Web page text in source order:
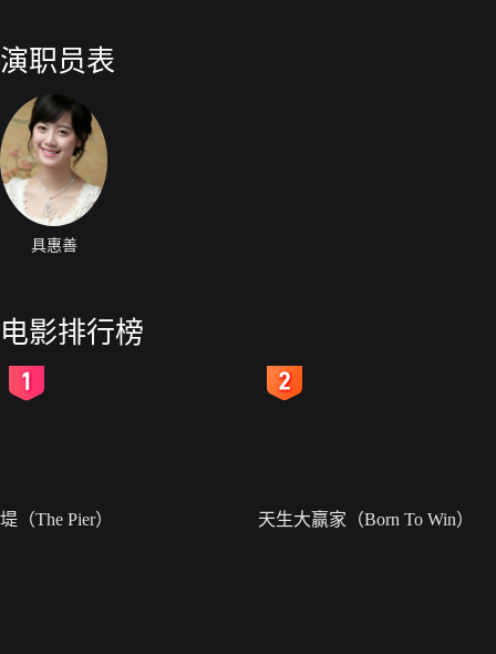
演职员表
具惠善
电影排行榜
堤（The Pier） 天生大赢家（Born To Win）